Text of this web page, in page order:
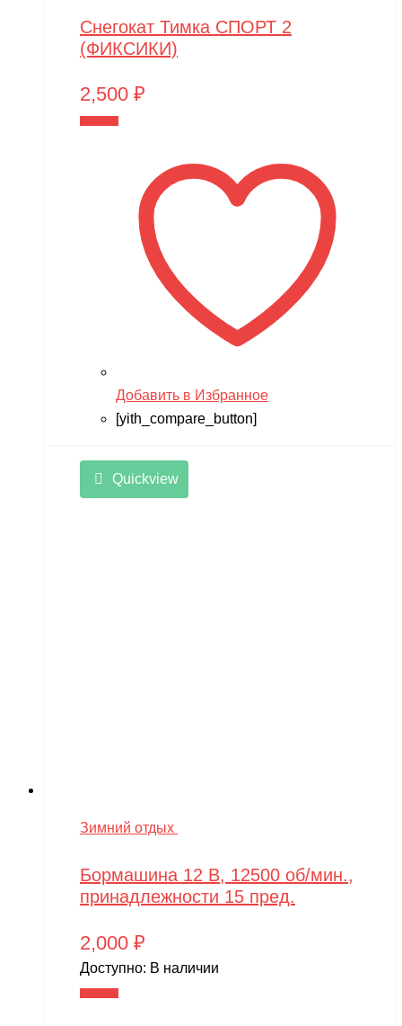
Снегокат Тимка СПОРТ 2
(ФИКСИКИ)
2,500 ₽
Добавить в Избранное
[yith_compare_button]
Quickview
Зимний отдых
Бормашина 12 В, 12500 об/мин.,
принадлежности 15 пред.
2,000 ₽
Доступно: В наличии